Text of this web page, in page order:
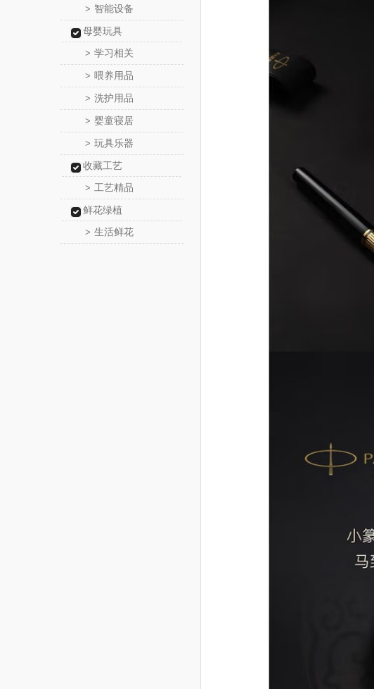
> 智能设备
母婴玩具
> 学习相关
> 喂养用品
> 洗护用品
> 婴童寝居
> 玩具乐器
收藏工艺
> 工艺精品
鲜花绿植
> 生活鲜花